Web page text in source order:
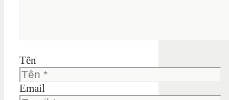
Tên
Email